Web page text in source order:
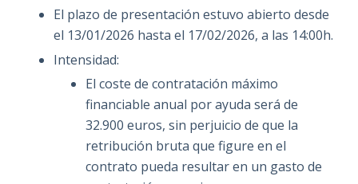
El plazo de presentación estuvo abierto desde
el 13/01/2026 hasta el 17/02/2026, a las 14:00h.
Intensidad:
El coste de contratación máximo
financiable anual por ayuda será de
32.900 euros, sin perjuicio de que la
retribución bruta que figure en el
contrato pueda resultar en un gasto de